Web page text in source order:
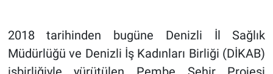
2018 tarihinden bugüne Denizli İl Sağlık
Müdürlüğü ve Denizli İş Kadınları Birliği (DİKAB)